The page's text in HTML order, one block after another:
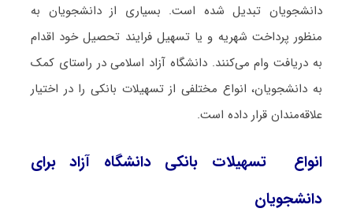
دانشجویان تبدیل شده است. بسیاری از دانشجویان به
منظور پرداخت شهریه و یا تسهیل فرایند تحصیل خود اقدام
به دریافت وام می‌کنند. دانشگاه آزاد اسلامی در راستای کمک
به دانشجویان، انواع مختلفی از تسهیلات بانکی را در اختیار
علاقه‌مندان قرار داده است.
انواع تسهیلات بانکی دانشگاه آزاد برای
دانشجویان